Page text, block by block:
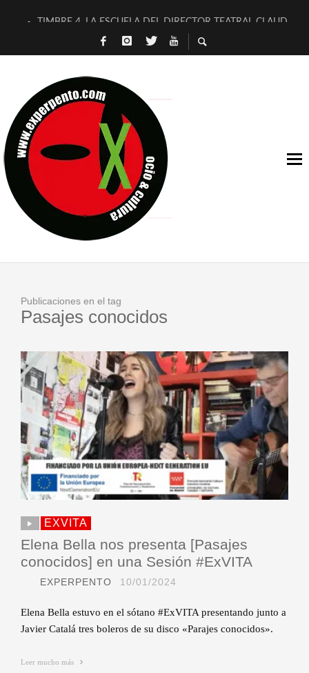
TIMBRE 4, LA ESCUELA DEL DIRECTOR TEATRAL CLAUDIO
30 AÑOS (NO ES NADA) DE LA KATARSIS DEL TOMATAZO
D’BALDOMEROS REINVENTAN [BITÁCORA 3.0] EN EXVITA
MARSHALL FLASH PRESENTA EN EXVITA [RELATIVA
JOFRE BARDAGÍ EN EXVITA INTERPRETANDO A SERRAT
YORCH PRESENTA [CURSO DE ARMONÍA PERSECUTORIA]
MAGALÍ SARE NOS EXPLICA [DESCASADA]
«NO TENGO PUTOS SUEÑOS»
Publicaciones en el tag
Pasajes conocidos
EXVITA
Elena Bella nos presenta [Pasajes
conocidos] en una Sesión #ExVITA
EXPERPENTO 10/01/2024
Elena Bella estuvo en el sótano #ExVITA presentando junto a
Javier Catalá tres boleros de su disco «Parajes conocidos».
Leer mucho más